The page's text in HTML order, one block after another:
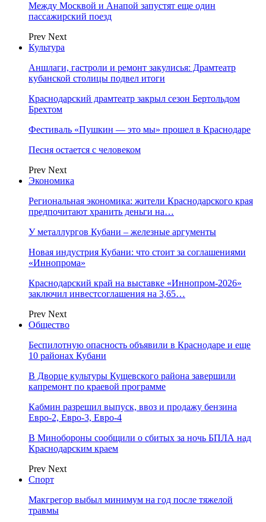
Между Москвой и Анапой запустят еще один
пассажирский поезд
Prev Next
Культура
Аншлаги, гастроли и ремонт закулисья: Драмтеатр
кубанской столицы подвел итоги
Краснодарский драмтеатр закрыл сезон Бертольдом
Брехтом
Фестиваль «Пушкин — это мы» прошел в Краснодаре
Песня остается с человеком
Prev Next
Экономика
Региональная экономика: жители Краснодарского края
предпочитают хранить деньги на…
У металлургов Кубани – железные аргументы
Новая индустрия Кубани: что стоит за соглашениями
«Иннопрома»
Краснодарский край на выставке «Иннопром-2026»
заключил инвестсоглашения на 3,65…
Prev Next
Общество
Беспилотную опасность объявили в Краснодаре и еще
10 районах Кубани
В Дворце культуры Кущевского района завершили
капремонт по краевой программе
Кабмин разрешил выпуск, ввоз и продажу бензина
Евро-2, Евро-3, Евро-4
В Минобороны сообщили о сбитых за ночь БПЛА над
Краснодарским краем
Prev Next
Спорт
Макгрегор выбыл минимум на год после тяжелой
травмы